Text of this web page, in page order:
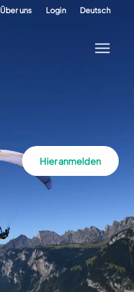
Über uns Login Deutsch
Hier anmelden